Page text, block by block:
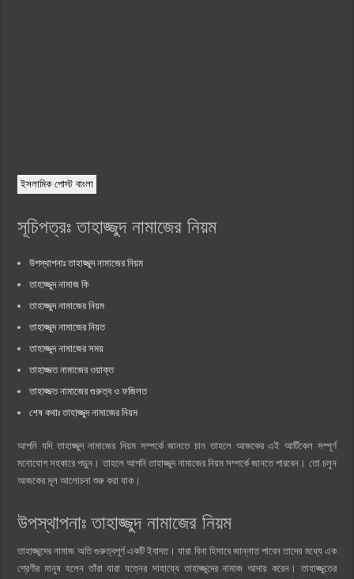
ইসলামিক পোস্ট বাংলা
সূচিপত্রঃ তাহাজ্জুদ নামাজের নিয়ম
উপস্থাপনাঃ তাহাজ্জুদ নামাজের নিয়ম
তাহাজ্জুদ নামাজ কি
তাহাজ্জুদ নামাজের নিয়ম
তাহাজ্জুদ নামাজের নিয়ত
তাহাজ্জুদ নামাজের সময়
তাহাজ্জত নামাজের ওয়াক্ত
তাহাজ্জত নামাজের গুরুত্ব ও ফজিলত
শেষ কথাঃ তাহাজ্জুদ নামাজের নিয়ম
আপনি যদি তাহাজ্জুদ নামাজের নিয়ম সম্পর্কে জানতে চান তাহলে আজকের এই আর্টিকেল সম্পূর্ণ
মনোযোগ সহকারে পড়ুন। তাহলে আপনি তাহাজ্জুদ নামাজের নিয়ম সম্পর্কে জানতে পারবেন। তো চলুন
আজকের মূল আলোচনা শুরু করা যাক।
উপস্থাপনাঃ তাহাজ্জুদ নামাজের নিয়ম
তাহাজ্জুদের নামাজ অতি গুরুত্বপূর্ণ একটি ইবাদত। যারা বিনা হিসাবে জান্নাত পাবেন তাদের মধ্যে এক
শ্রেণীর মানুষ হলেন তাঁরা যারা যত্নের সাহায্যে তাহাজ্জুদের নামাজ আদায় করেন। তাহাজ্জুতের